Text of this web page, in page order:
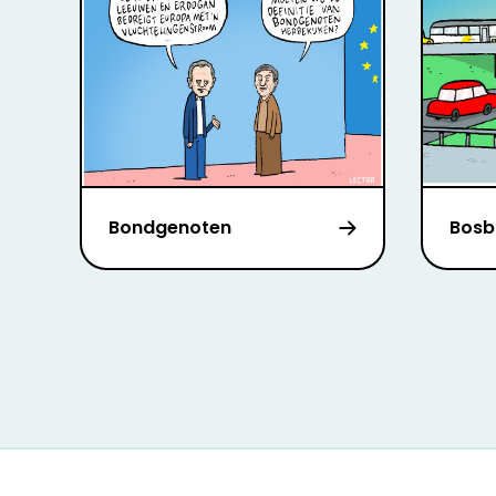
Bondgenoten